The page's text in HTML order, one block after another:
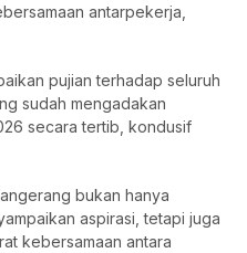
antarpekerja,
pujian terhadap seluruh
sudah mengadakan
secara tertib, kondusif
bukan hanya
aspirasi, tetapi juga
kebersamaan antara